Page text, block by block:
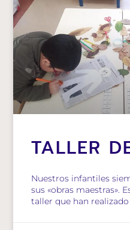
TALLER
Nuestros infantiles
sus «obras maestras».
taller que han